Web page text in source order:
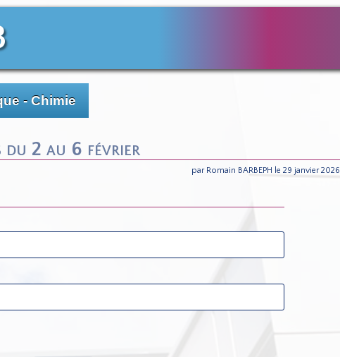
- Chimie
2 au 6 février
par Romain BARBEPH le 29 janvier 2026